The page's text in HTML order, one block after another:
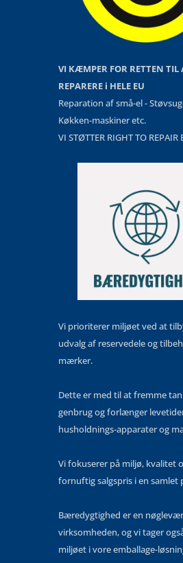
VI KÆMPER FOR RETTEN TIL
REPARERE i HELE EU
Reparation af små-el -
Køkken-maskiner etc.
VI STØTTER RIGHT TO REPAIR
Vi prioriterer miljøet ved at
udvalg af reservedele og
mærker.
Dette er med til at fremme
genbrug og forlænger
husholdnings-apparater og
Vi fokuserer på miljø, kvalitet
fornuftig salgspris i en samlet
Bæredygtighed er en
virksomheden, og vi tager
miljøet i vore emballage-